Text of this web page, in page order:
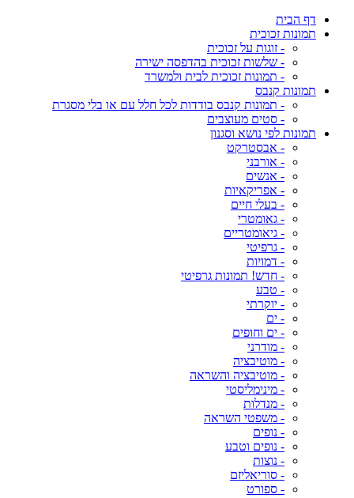
דף הבית
תמונות זכוכית
- זוגות על זכוכית
- שלשות זכוכית בהדפסה ישירה
- תמונות זכוכית לבית ולמשרד
תמונות קנבס
- תמונות קנבס בודדות לכל חלל עם או בלי מסגרת
- סטים מעוצבים
תמונות לפי נושא וסגנון
- אבסטרקט
- אורבני
- אנשים
- אפריקאיות
- בעלי חיים
- גאומטרי
- גיאומטריים
- גרפיטי
- דמויות
- חדש! תמונות גרפיטי
- טבע
- יוקרתי
- ים
- ים וחופים
- מודרני
- מוטיבציה
- מוטיבציה והשראה
- מינימליסטי
- מנדלות
- משפטי השראה
- נופים
- נופים וטבע
- נוצות
- סוריאליזם
- ספורט